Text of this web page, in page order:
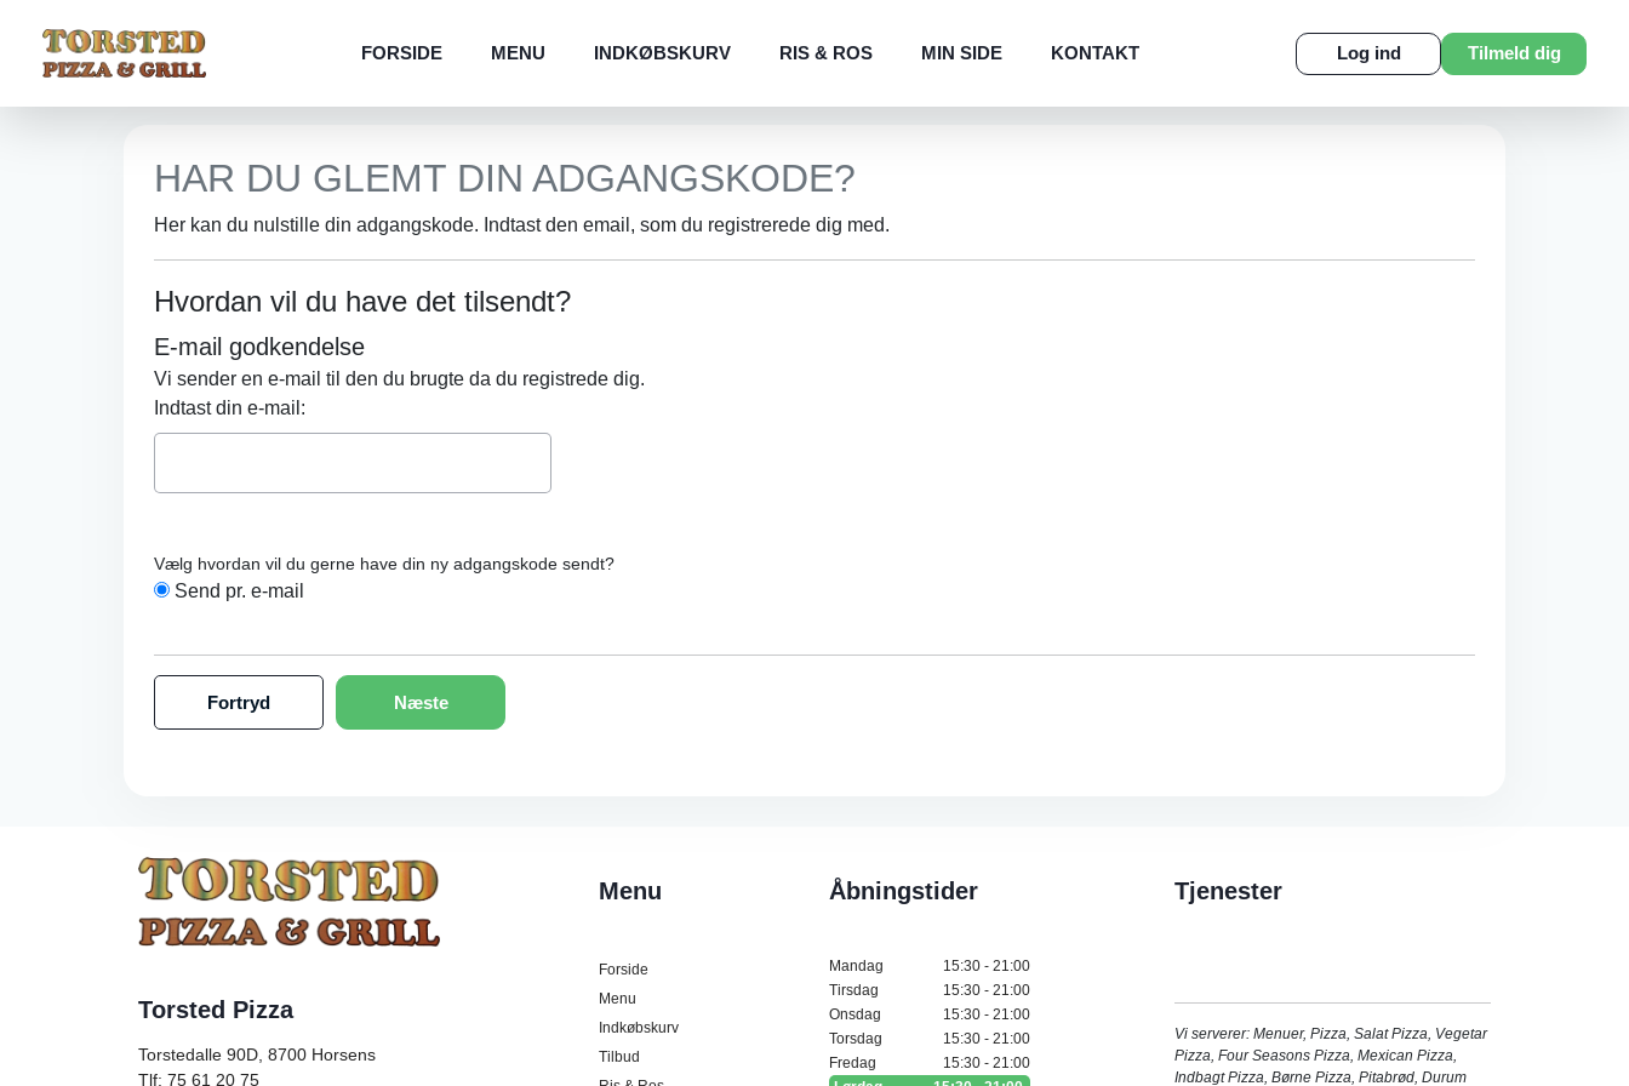
FORSIDE MENU INDKØBSKURV RIS & ROS MIN SIDE KONTAKT Log ind Tilmeld dig
HAR DU GLEMT DIN ADGANGSKODE?
Her kan du nulstille din adgangskode. Indtast den email, som du registrerede dig med.
Hvordan vil du have det tilsendt?
E-mail godkendelse
Vi sender en e-mail til den du brugte da du registrede dig.
Indtast din e-mail:
Vælg hvordan vil du gerne have din ny adgangskode sendt?
Send pr. e-mail
Fortryd Næste
Torsted Pizza
Torstedalle 90D, 8700 Horsens
Tlf: 75 61 20 75
Menu
Forside
Menu
Indkøbskurv
Tilbud
Åbningstider
Mandag
15:30 - 21:00
Tirsdag
15:30 - 21:00
Onsdag
15:30 - 21:00
Torsdag
15:30 - 21:00
Fredag
15:30 - 21:00
Tjenester
Vi serverer: Menuer, Pizza, Salat Pizza, Vegetar
Pizza, Four Seasons Pizza, Mexican Pizza,
Indbagt Pizza, Børne Pizza, Pitabrød, Durum